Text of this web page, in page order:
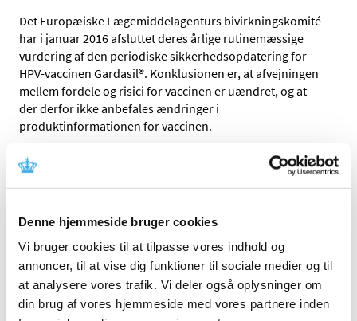
Denne hjemmeside bruger cookies
Vi bruger cookies til at tilpasse vores indhold og
annoncer, til at vise dig funktioner til sociale medier og til
at analysere vores trafik. Vi deler også oplysninger om
din brug af vores hjemmeside med vores partnere inden
Det Europæiske Lægemiddelagenturs bivirkningskomité
har i januar 2016 afsluttet deres årlige rutinemæssige
vurdering af den periodiske sikkerhedsopdatering for
HPV-vaccinen Gardasil®. Konklusionen er, at afvejningen
mellem fordele og risici for vaccinen er uændret, og at
der derfor ikke anbefales ændringer i
produktinformationen for vaccinen.
I november afsluttede EMA en ekstraordinær
sikkerhedsgennemgang efter anmodning fra Danmark,
hvor det blev slået fast, at der ikke var data, der pegede
syndromerne POTS og CRPS.
Siden HPV-vaccination blev indført i det Danske
børnevaccinationsprogram i 2009, har HPV-vaccinen
Gardasil® været anvendt. På baggrund af det seneste
lovpligtige udbud for vacciner, er det fra 1. februar 2016